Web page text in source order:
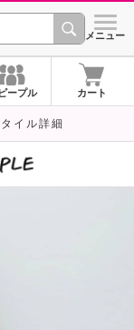
シメニュー
ープル カート
イル詳細